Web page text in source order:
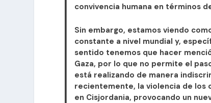
convivencia humana en términos
Sin embargo, estamos viendo
constante a nivel mundial y,
sentido tenemos que hacer
Gaza, por lo que no permite el
está realizando de manera
recientemente, la violencia de los
en Cisjordania, provocando un